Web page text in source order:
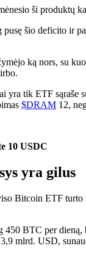
ši produktų
šio deficito ir
ką nors, su
tik ETF sąraše
$DRAM 12,
10 USDC
yra gilus
Bitcoin ETF
BTC per
mlrd. USD,